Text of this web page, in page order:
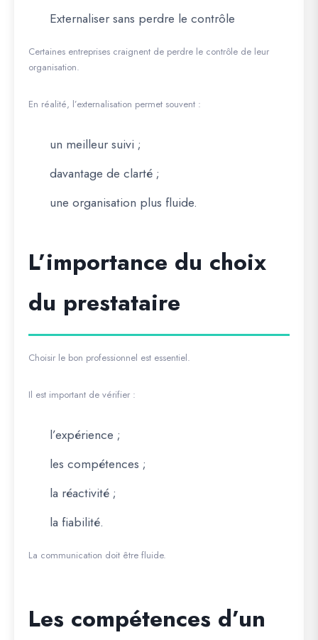
Externaliser sans perdre le contrôle
Certaines entreprises craignent de perdre le contrôle de leur
organisation.
En réalité, l’externalisation permet souvent :
un meilleur suivi ;
davantage de clarté ;
une organisation plus fluide.
L’importance du choix
du prestataire
Choisir le bon professionnel est essentiel.
Il est important de vérifier :
l’expérience ;
les compétences ;
la réactivité ;
la fiabilité.
La communication doit être fluide.
Les compétences d’un